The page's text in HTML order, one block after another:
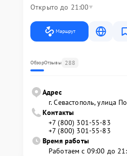
Открыто до 21:00
Маршрут
ОбзорОтзывы 288
Адрес
г. Севастополь, улица
Контакты
+7 (800) 301-55-83
+7 (800) 301-55-83
Время работы
Работаем с 09:00 до